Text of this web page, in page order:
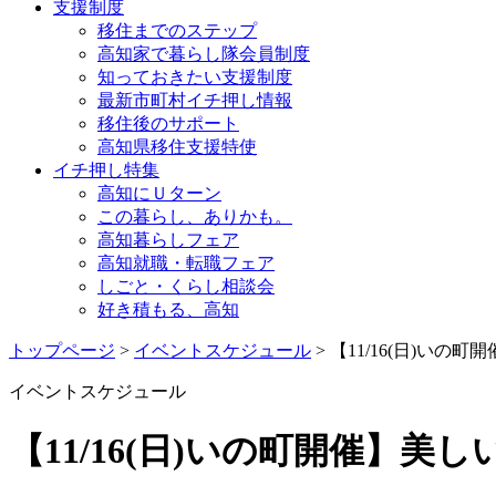
支援制度
移住までのステップ
高知家で暮らし隊会員制度
知っておきたい支援制度
最新市町村イチ押し情報
移住後のサポート
高知県移住支援特使
イチ押し特集
高知にＵターン
この暮らし、ありかも。
高知暮らしフェア
高知就職・転職フェア
しごと・くらし相談会
好き積もる、高知
トップページ > イベントスケジュール > 【11/16(日)いの町
イベントスケジュール
【11/16(日)いの町開催】美